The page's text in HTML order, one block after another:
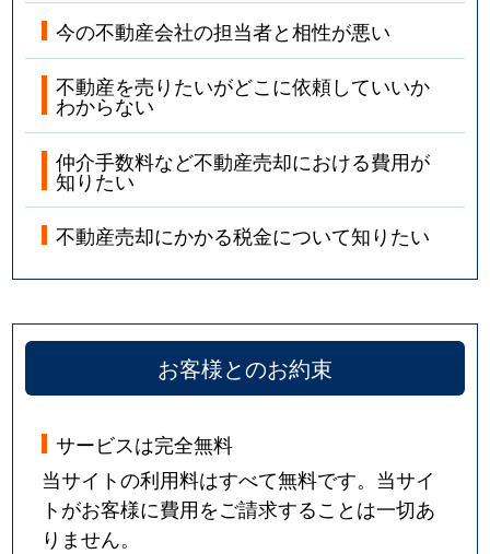
今の不動産会社の担当者と相性が悪い
不動産を売りたいがどこに依頼していいか
わからない
仲介手数料など不動産売却における費用が
知りたい
不動産売却にかかる税金について知りたい
お客様とのお約束
サービスは完全無料
当サイトの利用料はすべて無料です。当サイ
トがお客様に費用をご請求することは一切あ
りません。